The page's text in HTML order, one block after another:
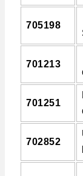
705198
701213
701251
702852